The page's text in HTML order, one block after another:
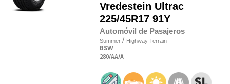
Vredestein Ultrac
225/45R17 91Y
Automóvil de Pasajeros
Summer / Highway Terrain
BSW
280/AA/A